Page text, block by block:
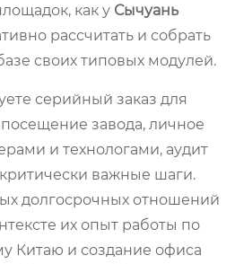
как у Сычуань
рассчитать и собрать
своих типовых модулей.
серийный заказ для
посещение завода, личное
и технологами, аудит
важные шаги.
долгосрочных отношений
их опыт работы по
Китаю и создание офиса